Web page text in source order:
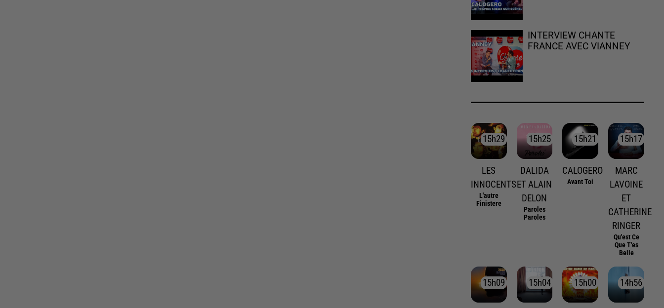
INTERVIEW CHANTE
FRANCE AVEC VIANNEY
15h29
15h29
LES
INNOCENTS
L'autre
Finistere
15h25
15h25
DALIDA
ET ALAIN
DELON
Paroles
Paroles
15h21
15h21
CALOGERO
Avant Toi
15h17
15h17
MARC
LAVOINE
ET
CATHERINE
RINGER
Qu'est Ce
Que T'es
Belle
15h09
15h09 15h04
15h04 15h00
15h00 14h56
14h56